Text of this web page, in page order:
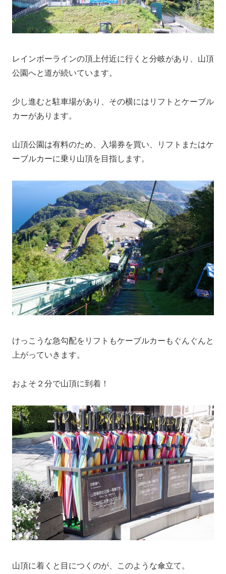
レインボーラインの頂上付近に行くと分岐があり、山頂
公園へと道が続いています。
少し進むと駐車場があり、その横にはリフトとケーブル
カーがあります。
山頂公園は有料のため、入場券を買い、リフトまたはケ
ーブルカーに乗り山頂を目指します。
けっこうな急勾配をリフトもケーブルカーもぐんぐんと
上がっていきます。
およそ２分で山頂に到着！
山頂に着くと目につくのが、このような傘立て。